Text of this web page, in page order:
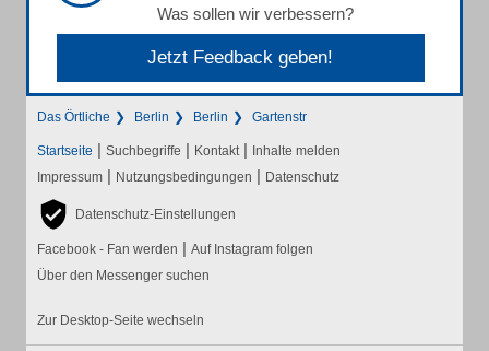
Was sollen wir verbessern?
Jetzt Feedback geben!
Das Örtliche Berlin Berlin Gartenstr
Startseite | Suchbegriffe | Kontakt | Inhalte melden
Impressum | Nutzungsbedingungen | Datenschutz
Datenschutz-Einstellungen
Facebook - Fan werden | Auf Instagram folgen
Über den Messenger suchen
Zur Desktop-Seite wechseln